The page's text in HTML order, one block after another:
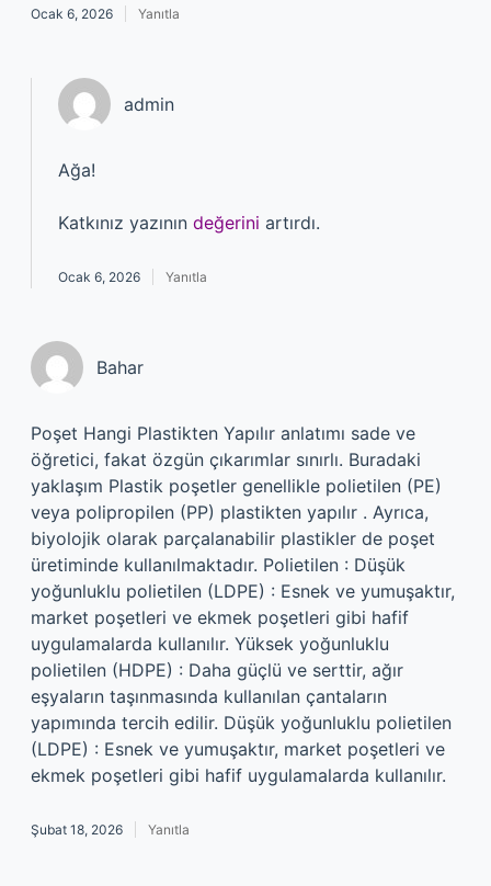
Ocak 6, 2026 Yanıtla
admin
Ağa!
Katkınız yazının değerini artırdı.
Ocak 6, 2026 Yanıtla
Bahar
Poşet Hangi Plastikten Yapılır anlatımı sade ve
öğretici, fakat özgün çıkarımlar sınırlı. Buradaki
yaklaşım Plastik poşetler genellikle polietilen (PE)
veya polipropilen (PP) plastikten yapılır . Ayrıca,
biyolojik olarak parçalanabilir plastikler de poşet
üretiminde kullanılmaktadır. Polietilen : Düşük
yoğunluklu polietilen (LDPE) : Esnek ve yumuşaktır,
market poşetleri ve ekmek poşetleri gibi hafif
uygulamalarda kullanılır. Yüksek yoğunluklu
polietilen (HDPE) : Daha güçlü ve serttir, ağır
eşyaların taşınmasında kullanılan çantaların
yapımında tercih edilir. Düşük yoğunluklu polietilen
(LDPE) : Esnek ve yumuşaktır, market poşetleri ve
ekmek poşetleri gibi hafif uygulamalarda kullanılır.
Şubat 18, 2026 Yanıtla